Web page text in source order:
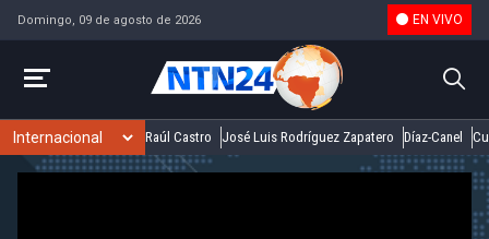
Domingo, 09 de agosto de 2026 EN VIVO
Raúl Castro José Luis Rodríguez Zapatero Díaz-Canel